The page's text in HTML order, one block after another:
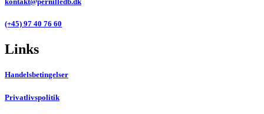
(+45) 97 40 76 60
Links
Handelsbetingelser
Privatlivspolitik